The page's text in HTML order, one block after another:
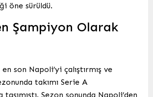
öne sürüldü.
Şampiyon Olarak
son Napoli’yi çalıştırmış ve
takımı Serie A
Sezon sonunda Napoli’den